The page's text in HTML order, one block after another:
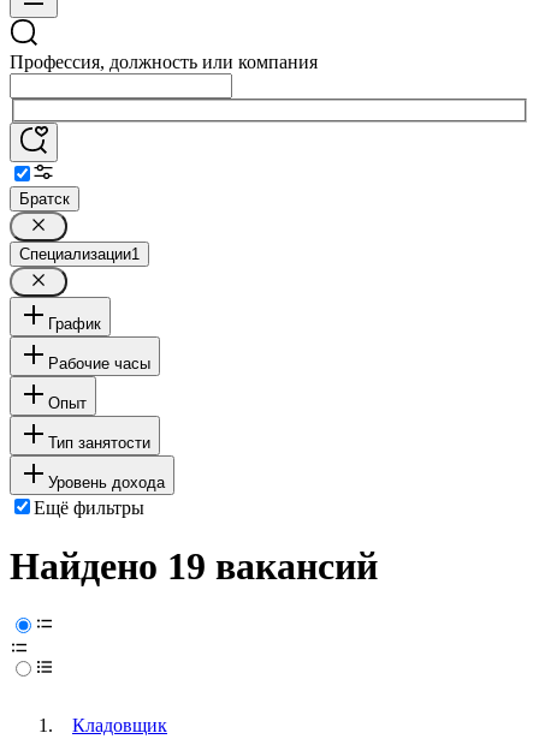
Профессия, должность или компания
Братск
Специализации1
График
Рабочие часы
Опыт
Тип занятости
Уровень дохода
Ещё фильтры
Найдено 19 вакансий
Кладовщик